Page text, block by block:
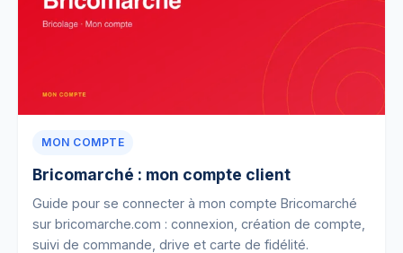
MON COMPTE
Bricomarché : mon compte client
Guide pour se connecter à mon compte Bricomarché
sur bricomarche.com : connexion, création de compte,
suivi de commande, drive et carte de fidélité.